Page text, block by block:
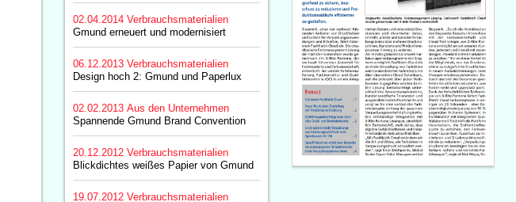
02.04.2014 Verbrauchsmaterialien
Gmund erneuert und modernisiert
06.12.2013 Verbrauchsmaterialien
Design hoch 2: Gmund und Paperlux
02.02.2013 Aus den Unternehmen
Spannende Gmund Brand Convention
20.12.2012 Verbrauchsmaterialien
Blickdichtes weißes Papier von Gmund
19.07.2012 Verbrauchsmaterialien